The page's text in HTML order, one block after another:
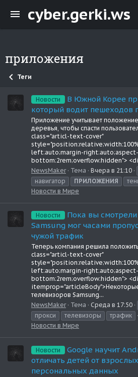
cyber.gerki.ws
приложения
Теги
Новости
В Южной Корее
который водит пешеходов
Приложение учитывает
деревья, чтобы спасти
class="articl-text-cover"
left:auto;margin-
bottom:2rem;overflow:hidden">
NewsMaker
Тема Вчера в 21:10
навигатор
ПРИЛОЖЕНИЯ
Новости в Мире
Новости
Пока вы
Samsung мог часами
чужой трафик
Теперь компания решила
class="articl-text-cover"
left:auto;margin-
bottom:2rem;overflow:hidden">
телевизоров Samsung...
NewsMaker
Тема Среда в 17:50
прокси
телевизоры трафик
Новости в Мире
Новости
Google научит
отличать детей от
персональных данных